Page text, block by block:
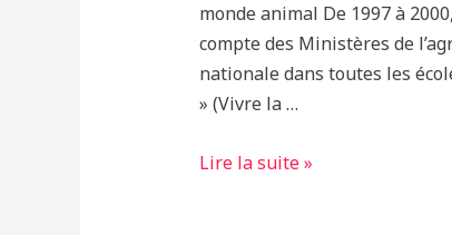
monde animal De 1997 à
compte des Ministères de
nationale dans toutes les
» (Vivre la …
Enzo
Lire la suite »